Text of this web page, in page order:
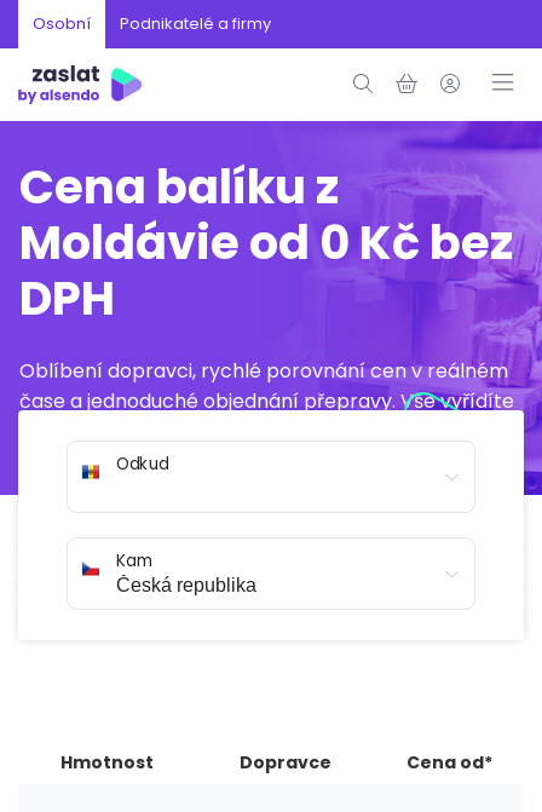
Osobní Podnikatelé a firmy
Cena balíku z
Moldávie od 0 Kč bez
DPH
Oblíbení dopravci, rychlé porovnání cen v reálném
čase a jednoduché objednání přepravy. Vše vyřídíte
Odkud
Kam
Hmotnost Dopravce Cena od*